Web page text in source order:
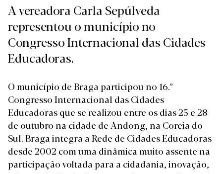
A vereadora Carla Sepúlveda
representou o município no
Congresso Internacional das Cidades
Educadoras.
O município de Braga participou no 16.º
Congresso Internacional das Cidades
Educadoras que se realizou entre os dias 25 e 28
de outubro na cidade de Andong, na Coreia do
Sul. Braga integra a Rede de Cidades Educadoras
desde 2002 com uma dinâmica muito assente na
participação voltada para a cidadania, inovação,